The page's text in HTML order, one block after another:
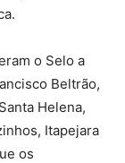
o Selo a
Beltrão,
Helena,
Itapejara
os